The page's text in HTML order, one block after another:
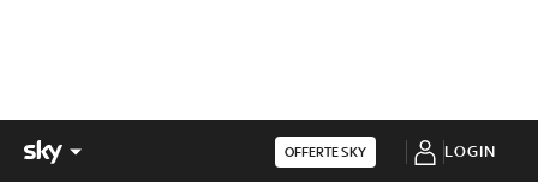
OFFERTE SKY LOGIN